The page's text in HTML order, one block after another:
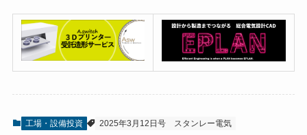
工場・設備投資 2025年3月12日号 スタンレー電気